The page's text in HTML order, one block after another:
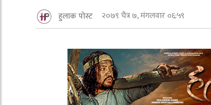
हुलाक पोस्ट २०७९ चैत्र ७, मंगलवार ०६:५९